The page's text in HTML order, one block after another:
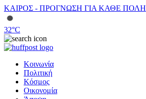
ΚΑΙΡΟΣ - ΠΡΟΓΝΩΣΗ ΓΙΑ ΚΑΘΕ ΠΟΛΗ
32°C
Κοινωνία
Πολιτική
Κόσμος
Οικονομία